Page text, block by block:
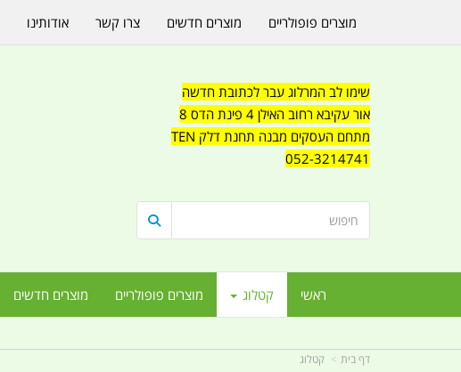
שימו לב המרלוג עבר לכתובת חדשה
אור עקיבא רחוב האילן 4 פינת הדס 8
מתחם העסקים מבנה תחנת דלק TEN
052-3214741
ראשי קטלוג מוצרים פופולריים מוצרים חדשים
מוצרים פופולריים מוצרים חדשים צרו קשר אודותינו
דף בית קטלוג